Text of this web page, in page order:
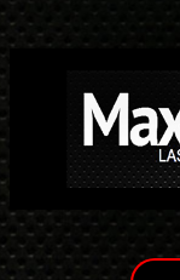
Saltar
contenido